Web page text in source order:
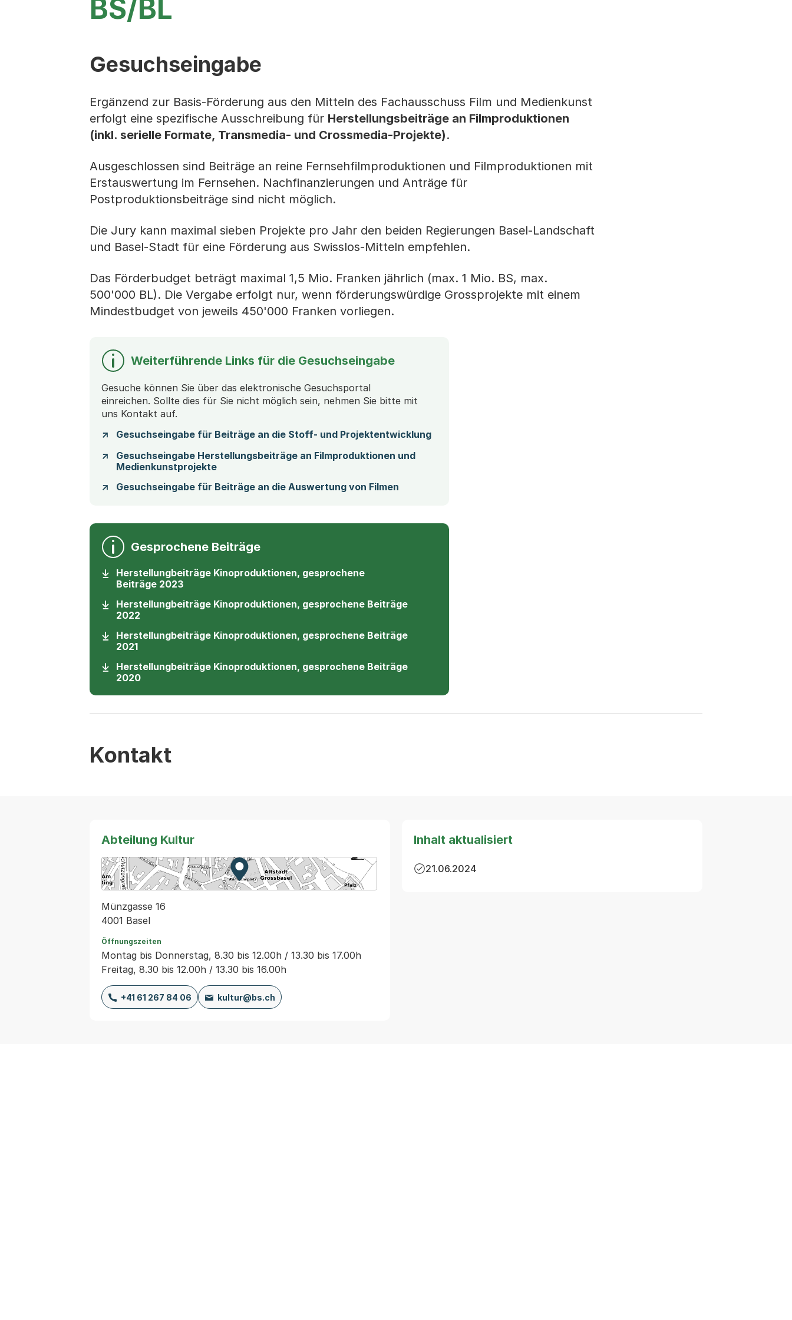
BS/BL
Gesuchseingabe
Ergänzend zur Basis-Förderung aus den Mitteln des Fachausschuss Film und Medienkunst
erfolgt eine spezifische Ausschreibung für Herstellungsbeiträge an Filmproduktionen
(inkl. serielle Formate, Transmedia- und Crossmedia-Projekte).
Ausgeschlossen sind Beiträge an reine Fernsehfilmproduktionen und Filmproduktionen mit
Erstauswertung im Fernsehen. Nachfinanzierungen und Anträge für
Postproduktionsbeiträge sind nicht möglich.
Die Jury kann maximal sieben Projekte pro Jahr den beiden Regierungen Basel-Landschaft
und Basel-Stadt für eine Förderung aus Swisslos-Mitteln empfehlen.
Das Förderbudget beträgt maximal 1,5 Mio. Franken jährlich (max. 1 Mio. BS, max.
500'000 BL). Die Vergabe erfolgt nur, wenn förderungswürdige Grossprojekte mit einem
Mindestbudget von jeweils 450'000 Franken vorliegen.
Weiterführende Links für die Gesuchseingabe
Gesuche können Sie über das elektronische Gesuchsportal
einreichen. Sollte dies für Sie nicht möglich sein, nehmen Sie bitte mit
uns Kontakt auf.
Gesuchseingabe für Beiträge an die Stoff- und Projektentwicklung
Gesuchseingabe Herstellungsbeiträge an Filmproduktionen und
Medienkunstprojekte
Gesuchseingabe für Beiträge an die Auswertung von Filmen
Gesprochene Beiträge
Herstellungbeiträge Kinoproduktionen, gesprochene
Beiträge 2023
Herstellungbeiträge Kinoproduktionen, gesprochene Beiträge
2022
Herstellungbeiträge Kinoproduktionen, gesprochene Beiträge
2021(Startet einen Download)
Herstellungbeiträge Kinoproduktionen, gesprochene Beiträge
2020(Startet einen Download)
Kontakt
Abteilung Kultur
Zur Karte von MapBS.
Externer Link, wird in einem neuen Tab oder Fenster geöffnet
Münzgasse 16
4001 Basel
Öffnungszeiten
Montag bis Donnerstag, 8.30 bis 12.00h / 13.30 bis 17.00h
Freitag, 8.30 bis 12.00h / 13.30 bis 16.00h
+41 61 267 84 06 kultur@bs.ch
Inhalt aktualisiert
21.06.2024